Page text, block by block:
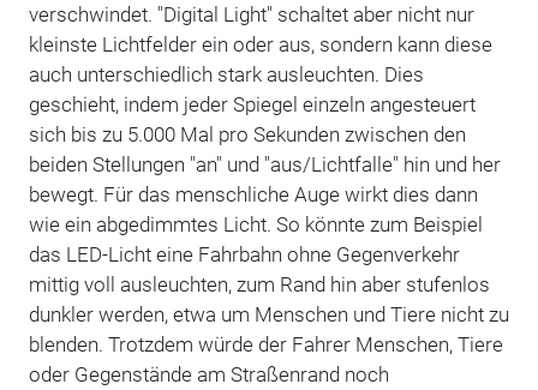
verschwindet. "Digital Light" schaltet aber nicht nur
kleinste Lichtfelder ein oder aus, sondern kann diese
auch unterschiedlich stark ausleuchten. Dies
geschieht, indem jeder Spiegel einzeln angesteuert
sich bis zu 5.000 Mal pro Sekunden zwischen den
beiden Stellungen "an" und "aus/Lichtfalle" hin und her
bewegt. Für das menschliche Auge wirkt dies dann
wie ein abgedimmtes Licht. So könnte zum Beispiel
das LED-Licht eine Fahrbahn ohne Gegenverkehr
mittig voll ausleuchten, zum Rand hin aber stufenlos
dunkler werden, etwa um Menschen und Tiere nicht zu
blenden. Trotzdem würde der Fahrer Menschen, Tiere
oder Gegenstände am Straßenrand noch